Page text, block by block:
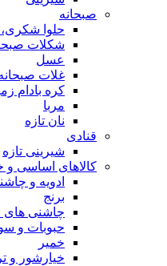
صبحانه
حلوا شکری،
شکلات
عسل
غلات
کره بادام
مربا
نان تازه
قنادی
شیرینی تازه
کالاهای اساسی و
ادویه و
برنج
چاشنی های
حبوبات و
خمیر
خیارشور و